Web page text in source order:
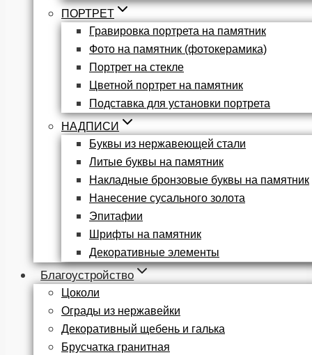
ПОРТРЕТ
Гравировка портрета на памятник
Фото на памятник (фотокерамика)
Портрет на стекле
Цветной портрет на памятник
Подставка для установки портрета
НАДПИСИ
Буквы из нержавеющей стали
Литые буквы на памятник
Накладные бронзовые буквы на памятник
Нанесение сусального золота
Эпитафии
Шрифты на памятник
Декоративные элементы
Благоустройство
Цоколи
Ограды из нержавейки
Декоративный щебень и галька
Брусчатка гранитная